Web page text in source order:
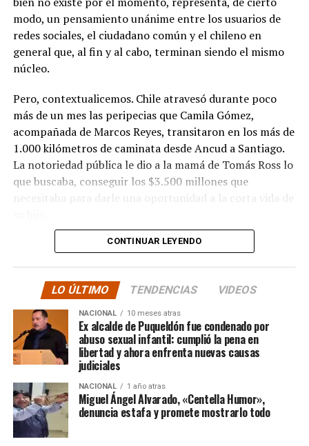
modo, un pensamiento unánime entre los usuarios de
redes sociales, el ciudadano común y el chileno en
general que, al fin y al cabo, terminan siendo el mismo
núcleo.
Pero, contextualicemos. Chile atravesó durante poco
más de un mes las peripecias que Camila Gómez,
acompañada de Marcos Reyes, transitaron en los más de
1.000 kilómetros de caminata desde Ancud a Santiago.
La notoriedad pública le dio a la mamá de Tomás Ross lo
que buscaba, conseguir los $3.500 millones que
necesitaba para darle una oportunidad a la corta vida de
La solidaridad y empatía de los chilenos en cada paso
sino que se superó con creces. De hecho, el último
cómputo dado a conocer reveló la suma total de
$3.689.545.200.
Según Camila Gómez, el excedente de casi $200
millones sería destinadopara los costos médicos
asociados al suministro del Elevidys «porque los 3.500
millonessolo incluye el frasco del fármaco y no los
otros gastos relacionados con los tres meses del
tratamiento
«, indicó a Meganonoticias.cl
CONTINUAR LEYENDO
LO ÚLTIMO TENDENCIAS VIDEOS
NACIONAL 10 meses atras
Ex alcalde de Puqueldón fue condenado por
abuso sexual infantil: cumplió la pena en
libertad y ahora enfrenta nuevas causas
judiciales
NACIONAL 1 año atras
Miguel Ángel Alvarado, «Centella Humor»,
denuncia estafa y promete mostrarlo todo